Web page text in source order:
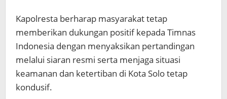
Kapolresta berharap masyarakat tetap
memberikan dukungan positif kepada Timnas
Indonesia dengan menyaksikan pertandingan
melalui siaran resmi serta menjaga situasi
keamanan dan ketertiban di Kota Solo tetap
kondusif.